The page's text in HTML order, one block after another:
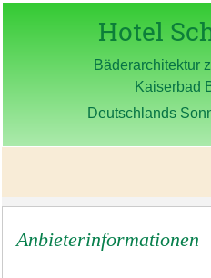
Hotel
Bäderarchitektur
Kaiserbad
Deutschlands
Anbieterinformationen